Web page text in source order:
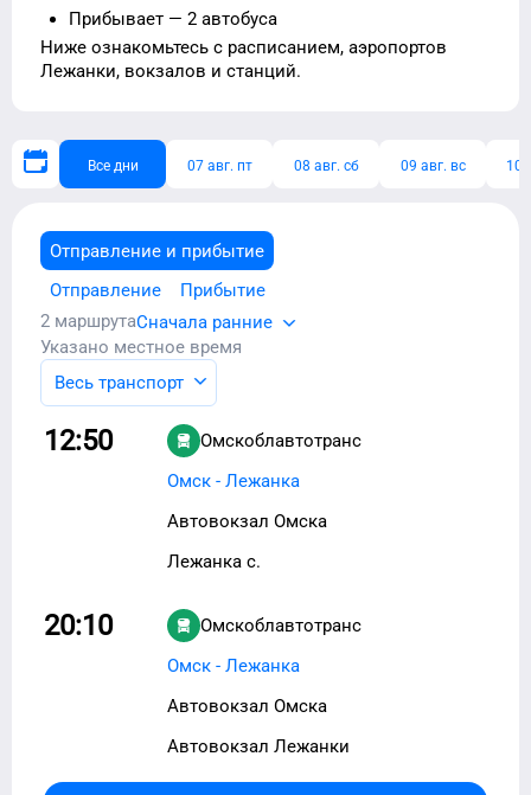
Прибывает — 2 автобуса
Ниже ознакомьтесь с расписанием, аэропортов
Лежанки, вокзалов и станций.
Все дни 07 авг. пт 08 авг. сб 09 авг. вс 10
Отправление и прибытие
Отправление
Прибытие
2 маршрутаСначала ранние
Указано местное время
Весь транспорт
12:50
Омскоблавтотранс
Омск - Лежанка
Автовокзал Омска
Лежанка с.
20:10
Омскоблавтотранс
Омск - Лежанка
Автовокзал Омска
Автовокзал Лежанки